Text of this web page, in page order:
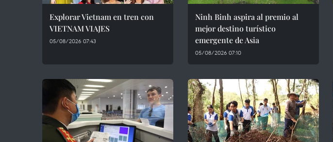
Explorar Vietnam en tren con
VIETNAM VIAJES
05/08/2026 07:43
Ninh Binh aspira al premio al
mejor destino turístico
emergente de Asia
05/08/2026 07:10